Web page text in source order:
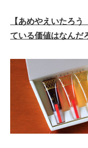
【あめやえいたろ
ている価値はなんだ